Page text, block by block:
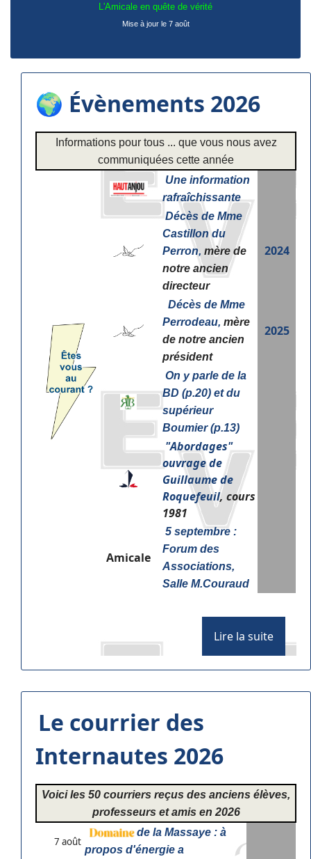
L'Amicale en quête de vérité
Mise à jour le 7 août
🌍 Évènements 2026
Informations pour tous ... que vous nous avez
communiquées cette année
Une information
rafraîchissante
Décès de Mme
Castillon du
Perron, mère de
notre ancien
directeur
2024
Décès de Mme
Perrodeau, mère
de notre ancien
président
2025
On y parle de la
BD (p.20) et du
supérieur
Boumier (p.13)
"Abordages"
ouvrage de
Guillaume de
Roquefeuil, cours
1981
Amicale
5 septembre :
Forum des
Associations,
Salle M.Couraud
Lire la suite
Le courrier des
Internautes 2026
Voici les 50 courriers reçus des anciens élèves,
professeurs et amis en 2026
7 août
de la Massaye : à
propos d'énergie a